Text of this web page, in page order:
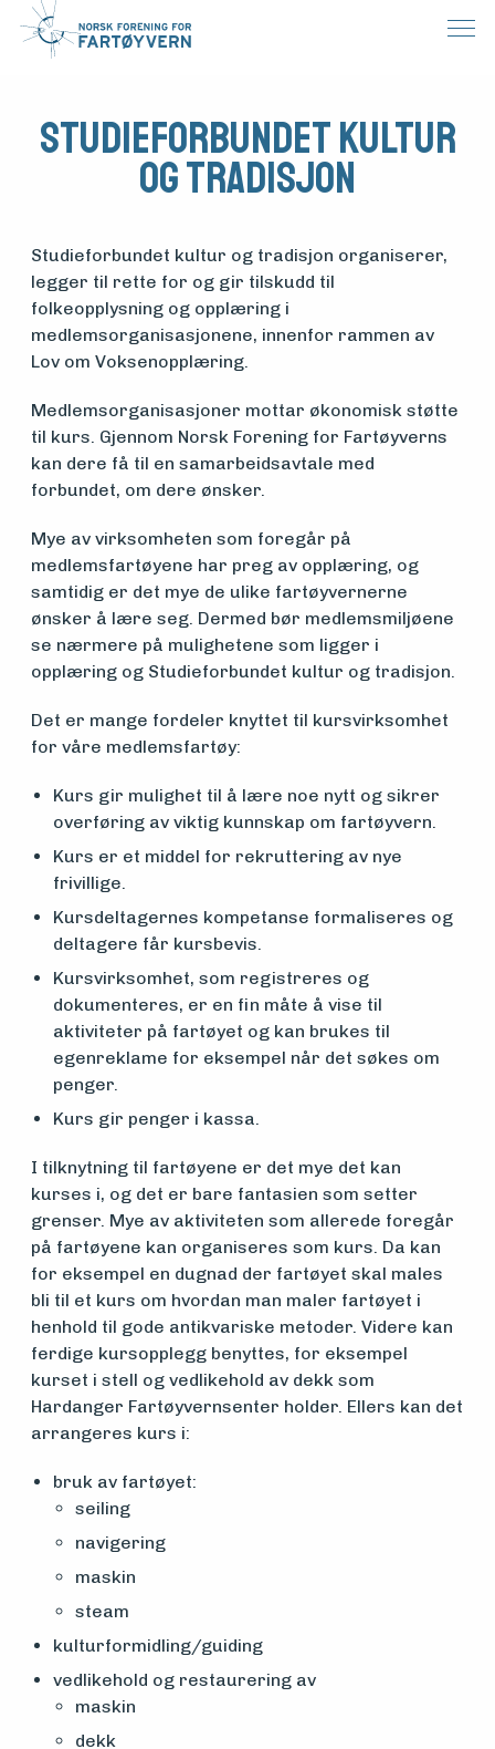
Medlemsfartøy
Søk
om
midler
Vern,
vedlikehold
og drift
Om
foreningen
Aktuelt
Arrangementer
Studieforbundet kultur
og tradisjon
Studieforbundet kultur og tradisjon organiserer,
legger til rette for og gir tilskudd til
folkeopplysning og opplæring i
medlemsorganisasjonene, innenfor rammen av
Lov om Voksenopplæring.
Medlemsorganisasjoner mottar økonomisk støtte
til kurs. Gjennom Norsk Forening for Fartøyverns
kan dere få til en samarbeidsavtale med
forbundet, om dere ønsker.
Mye av virksomheten som foregår på
medlemsfartøyene har preg av opplæring, og
samtidig er det mye de ulike fartøyvernerne
ønsker å lære seg. Dermed bør medlemsmiljøene
se nærmere på mulighetene som ligger i
opplæring og Studieforbundet kultur og tradisjon.
Det er mange fordeler knyttet til kursvirksomhet
for våre medlemsfartøy:
Kurs gir mulighet til å lære noe nytt og sikrer
overføring av viktig kunnskap om fartøyvern.
Kurs er et middel for rekruttering av nye
frivillige.
Kursdeltagernes kompetanse formaliseres og
deltagere får kursbevis.
Kursvirksomhet, som registreres og
dokumenteres, er en fin måte å vise til
aktiviteter på fartøyet og kan brukes til
egenreklame for eksempel når det søkes om
penger.
Kurs gir penger i kassa.
I tilknytning til fartøyene er det mye det kan
kurses i, og det er bare fantasien som setter
grenser. Mye av aktiviteten som allerede foregår
på fartøyene kan organiseres som kurs. Da kan
for eksempel en dugnad der fartøyet skal males
bli til et kurs om hvordan man maler fartøyet i
henhold til gode antikvariske metoder. Videre kan
ferdige kursopplegg benyttes, for eksempel
kurset i stell og vedlikehold av dekk som
Hardanger Fartøyvernsenter holder. Ellers kan det
arrangeres kurs i:
bruk av fartøyet:
seiling
navigering
maskin
steam
kulturformidling/guiding
vedlikehold og restaurering av
maskin
dekk